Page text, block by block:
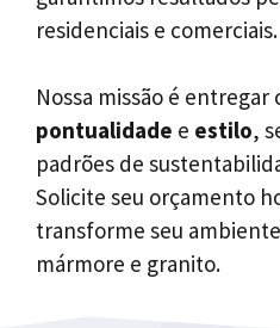
residenciais e comerciais.
Nossa missão é
pontualidade e estilo,
padrões de
Solicite seu orçamento
transforme seu
mármore e granito.